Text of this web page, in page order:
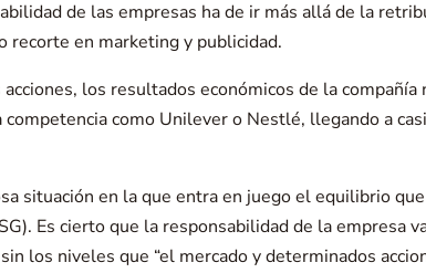
de las empresas ha de ir más allá de la
recorte en marketing y publicidad.
los resultados económicos de la
como Unilever o Nestlé, llegando a
situación en la que entra en juego el equilibrio
Es cierto que la responsabilidad de la
los niveles que “el mercado y determinados